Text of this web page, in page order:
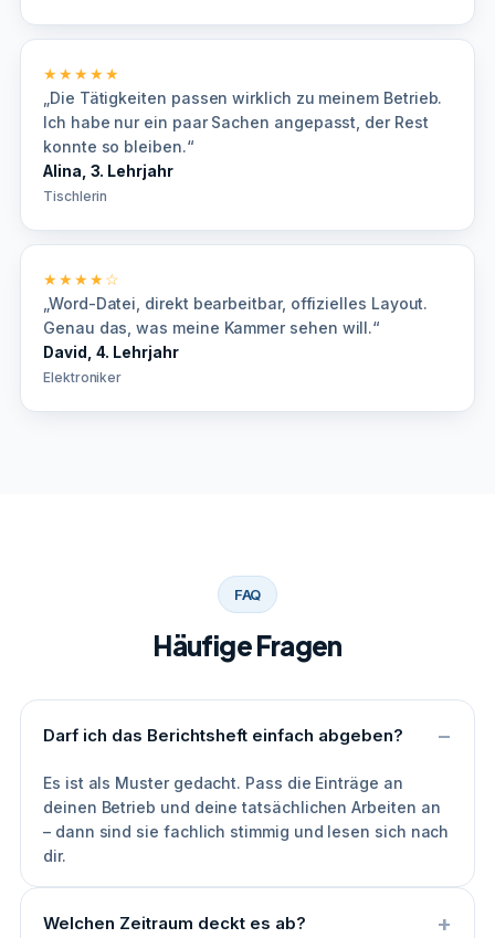
★★★★★
„Die Tätigkeiten passen wirklich zu meinem Betrieb.
Ich habe nur ein paar Sachen angepasst, der Rest
konnte so bleiben.“
Alina, 3. Lehrjahr
Tischlerin
★★★★☆
„Word-Datei, direkt bearbeitbar, offizielles Layout.
Genau das, was meine Kammer sehen will.“
David, 4. Lehrjahr
Elektroniker
FAQ
Häufige Fragen
Darf ich das Berichtsheft einfach abgeben?
Es ist als Muster gedacht. Pass die Einträge an
deinen Betrieb und deine tatsächlichen Arbeiten an
– dann sind sie fachlich stimmig und lesen sich nach
dir.
Welchen Zeitraum deckt es ab?